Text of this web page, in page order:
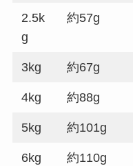
2.5k
g
約57g
3kg 約67g
4kg 約88g
5kg 約101g
6kg 約110g